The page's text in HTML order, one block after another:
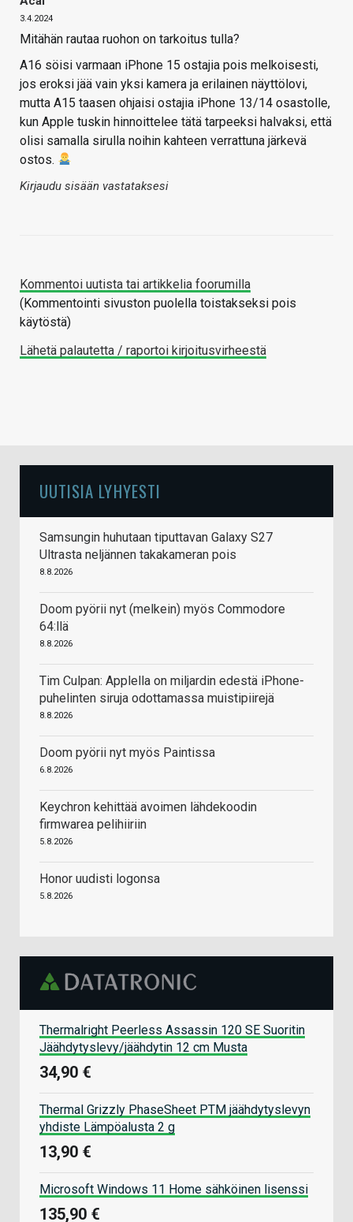
3.4.2024
Mitähän rautaa ruohon on tarkoitus tulla?
A16 söisi varmaan iPhone 15 ostajia pois melkoisesti,
jos eroksi jää vain yksi kamera ja erilainen näyttölovi,
mutta A15 taasen ohjaisi ostajia iPhone 13/14 osastolle,
kun Apple tuskin hinnoittelee tätä tarpeeksi halvaksi, että
olisi samalla sirulla noihin kahteen verrattuna järkevä
ostos.
Kirjaudu sisään vastataksesi
Kommentoi uutista tai artikkelia foorumilla
(Kommentointi sivuston puolella toistakseksi pois
käytöstä)
Lähetä palautetta / raportoi kirjoitusvirheestä
UUTISIA LYHYESTI
Samsungin huhutaan tiputtavan Galaxy S27
Ultrasta neljännen takakameran pois
8.8.2026
Doom pyörii nyt (melkein) myös Commodore
64:llä
8.8.2026
Tim Culpan: Applella on miljardin edestä iPhone-
puhelinten siruja odottamassa muistipiirejä
8.8.2026
Doom pyörii nyt myös Paintissa
6.8.2026
Keychron kehittää avoimen lähdekoodin
firmwarea pelihiiriin
5.8.2026
Honor uudisti logonsa
5.8.2026
Thermalright Peerless Assassin 120 SE Suoritin
Jäähdytyslevy/jäähdytin 12 cm Musta
34,90 €
Thermal Grizzly PhaseSheet PTM jäähdytyslevyn
yhdiste Lämpöalusta 2 g
13,90 €
Microsoft Windows 11 Home sähköinen lisenssi
135,90 €